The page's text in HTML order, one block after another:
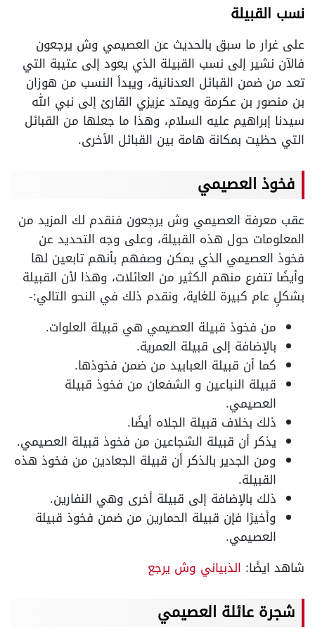
نسب القبيلة
على غرار ما سبق بالحديث عن العصيمي وش يرجعون
فالآن نشير إلى نسب القبيلة الذي يعود إلى عتيبة التي
تعد من ضمن القبائل العدنانية، ويبدأ النسب من هوزان
بن منصور بن عكرمة ويمتد عزيزي القارئ إلى نبي الله
سيدنا إبراهيم عليه السلام، وهذا ما جعلها من القبائل
التي حظيت بمكانة هامة بين القبائل الأخرى.
فخوذ العصيمي
عقب معرفة العصيمي وش يرجعون فنقدم لك المزيد من
المعلومات حول هذه القبيلة، وعلى وجه التحديد عن
فخوذ العصيمي الذي يمكن وصفهم بأنهم تابعين لها
وأيضًا تتفرع منهم الكثير من العائلات، وهذا لأن القبيلة
بشكلٍ عام كبيرة للغاية، ونقدم ذلك في النحو التالي:-
من فخوذ قبيلة العصيمي هي قبيلة العلوات.
بالإضافة إلى قبيلة العمرية.
كما أن قبيلة العبابيد من ضمن فخوذها.
قبيلة النباعين و الشفعان من فخوذ قبيلة
العصيمي.
ذلك بخلاف قبيلة الجلاه أيضًا.
يذكر أن قبيلة الشجاعين من فخوذ قبيلة العصيمي.
ومن الجدير بالذكر أن قبيلة الجعادين من فخوذ هذه
القبيلة.
ذلك بالإضافة إلى قبيلة أخرى وهي النفارين.
وأخيرًا فإن قبيلة الحمارين من ضمن فخوذ قبيلة
العصيمي.
شاهد ايضًا: الذبياني وش يرجع
شجرة عائلة العصيمي